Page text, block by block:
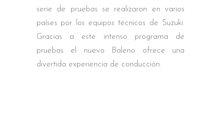
serie de pruebas se realizaron en varios
países por los equipos técnicos de Suzuki.
Gracias a este intenso programa de
pruebas el nuevo Baleno ofrece una
divertida experiencia de conducción.